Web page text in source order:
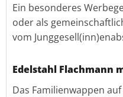
Ein besonderes
oder als
vom
Edelstahl Flachmann
Das Familienwappen